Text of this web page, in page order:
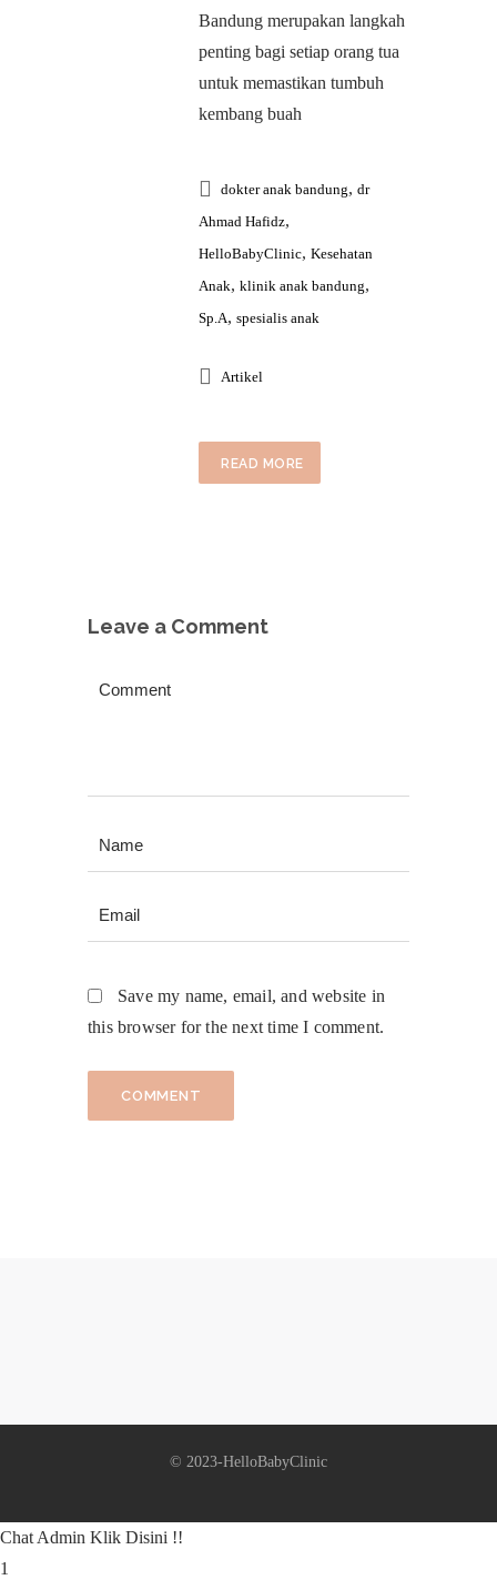
Bandung merupakan langkah
penting bagi setiap orang tua
untuk memastikan tumbuh
kembang buah
dokter anak bandung, dr
Ahmad Hafidz,
HelloBabyClinic, Kesehatan
Anak, klinik anak bandung,
Sp.A, spesialis anak
Artikel
READ MORE
Leave a Comment
Save my name, email, and website in
this browser for the next time I comment.
© 2023-HelloBabyClinic
Chat Admin Klik Disini !!
1